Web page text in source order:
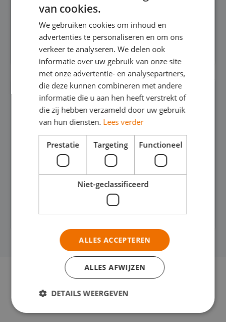
Gadgets
Kantoorbenodigdheden
Neem contact
van cookies.
We gebruiken cookies om inhoud en
advertenties te personaliseren en om ons
verkeer te analyseren. We delen ook
informatie over uw gebruik van onze site
met onze advertentie- en analysepartners,
die deze kunnen combineren met andere
informatie die u aan hen heeft verstrekt of
die zij hebben verzameld door uw gebruik
van hun diensten. Lees verder
Prestatie Targeting Functioneel
Niet-geclassificeerd
ALLES ACCEPTEREN
ALLES AFWIJZEN
DETAILS WEERGEVEN